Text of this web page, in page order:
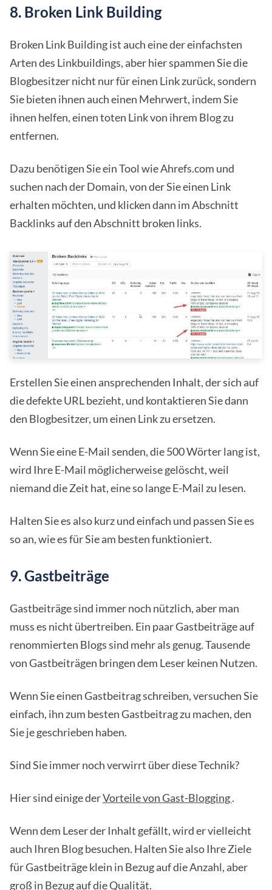
8. Broken Link Building
Broken Link Building ist auch eine der einfachsten
Arten des Linkbuildings, aber hier spammen Sie die
Blogbesitzer nicht nur für einen Link zurück, sondern
Sie bieten ihnen auch einen Mehrwert, indem Sie
ihnen helfen, einen toten Link von ihrem Blog zu
entfernen.
Dazu benötigen Sie ein Tool wie Ahrefs.com und
suchen nach der Domain, von der Sie einen Link
erhalten möchten, und klicken dann im Abschnitt
Backlinks auf den Abschnitt broken links.
Erstellen Sie einen ansprechenden Inhalt, der sich auf
die defekte URL bezieht, und kontaktieren Sie dann
den Blogbesitzer, um einen Link zu ersetzen.
Wenn Sie eine E-Mail senden, die 500 Wörter lang ist,
wird Ihre E-Mail möglicherweise gelöscht, weil
niemand die Zeit hat, eine so lange E-Mail zu lesen.
Halten Sie es also kurz und einfach und passen Sie es
so an, wie es für Sie am besten funktioniert.
9. Gastbeiträge
Gastbeiträge sind immer noch nützlich, aber man
muss es nicht übertreiben. Ein paar Gastbeiträge auf
renommierten Blogs sind mehr als genug. Tausende
von Gastbeiträgen bringen dem Leser keinen Nutzen.
Wenn Sie einen Gastbeitrag schreiben, versuchen Sie
einfach, ihn zum besten Gastbeitrag zu machen, den
Sie je geschrieben haben.
Sind Sie immer noch verwirrt über diese Technik?
Hier sind einige derVorteile von Gast-Blogging.
Wenn dem Leser der Inhalt gefällt, wird er vielleicht
auch Ihren Blog besuchen. Halten Sie also Ihre Ziele
für Gastbeiträge klein in Bezug auf die Anzahl, aber
groß in Bezug auf die Qualität.